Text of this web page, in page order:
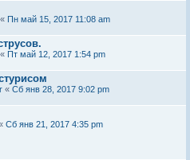
« Пн май 15, 2017 11:08 am
« Пт май 12, 2017 1:54 pm
« Сб янв 28, 2017 9:02 pm
Сб янв 21, 2017 4:35 pm